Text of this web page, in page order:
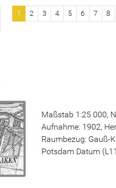
1 2 3 4 5 6 7 8
Maßstab 1:25 000,
Aufnahme: 1902,
Raumbezug: Gauß-
Potsdam Datum